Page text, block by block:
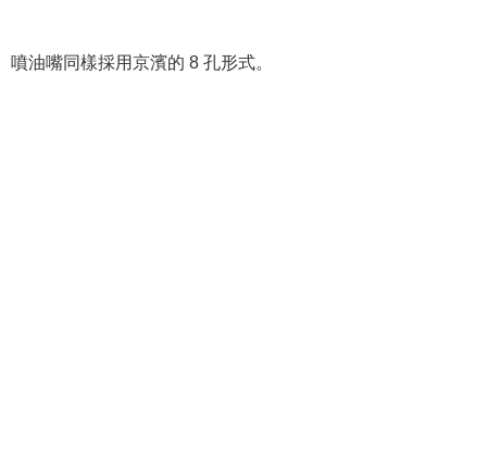
噴油嘴同樣採用京濱的 8 孔形式。